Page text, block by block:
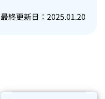
最終更新日：2025.01.20